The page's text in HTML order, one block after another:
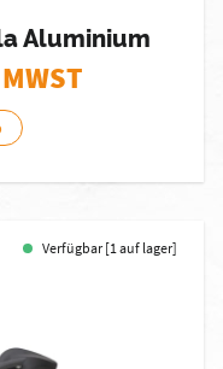
Aluminium
Verfügbar [1 auf lager]